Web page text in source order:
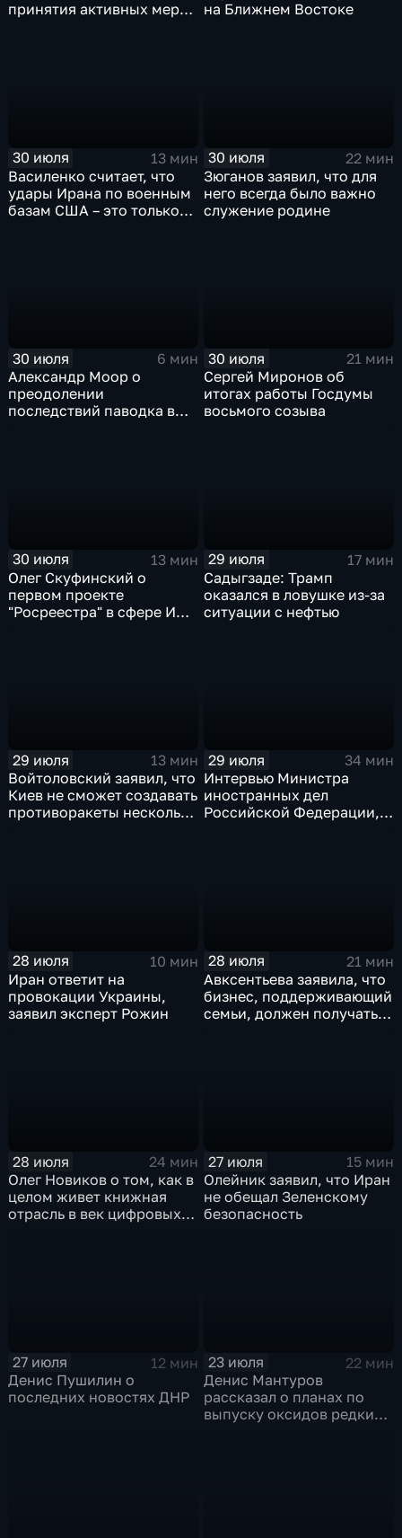
принятия активных мер
на Ближнем Востоке
30 июля
13 мин
Василенко считает, что
удары Ирана по военным
базам США – это только
30 июля
22 мин
Зюганов заявил, что для
него всегда было важно
служение родине
30 июля
6 мин
Александр Моор о
преодолении
последствий паводка в
30 июля
21 мин
Сергей Миронов об
итогах работы Госдумы
восьмого созыва
30 июля
13 мин
Олег Скуфинский о
первом проекте
"Росреестра" в сфере ИИ
29 июля
17 мин
Садыгзаде: Трамп
оказался в ловушке из-за
ситуации с нефтью
29 июля
13 мин
Войтоловский заявил, что
Киев не сможет создавать
противоракеты несколько
29 июля
34 мин
Интервью Министра
иностранных дел
Российской Федерации,
28 июля
10 мин
Иран ответит на
провокации Украины,
заявил эксперт Рожин
28 июля
21 мин
Авксентьева заявила, что
бизнес, поддерживающий
семьи, должен получать
28 июля
24 мин
Олег Новиков о том, как в
целом живет книжная
отрасль в век цифровых
27 июля
15 мин
Олейник заявил, что Иран
не обещал Зеленскому
безопасность
27 июля
12 мин
Денис Пушилин о
последних новостях ДНР
23 июля
22 мин
Денис Мантуров
рассказал о планах по
выпуску оксидов редких